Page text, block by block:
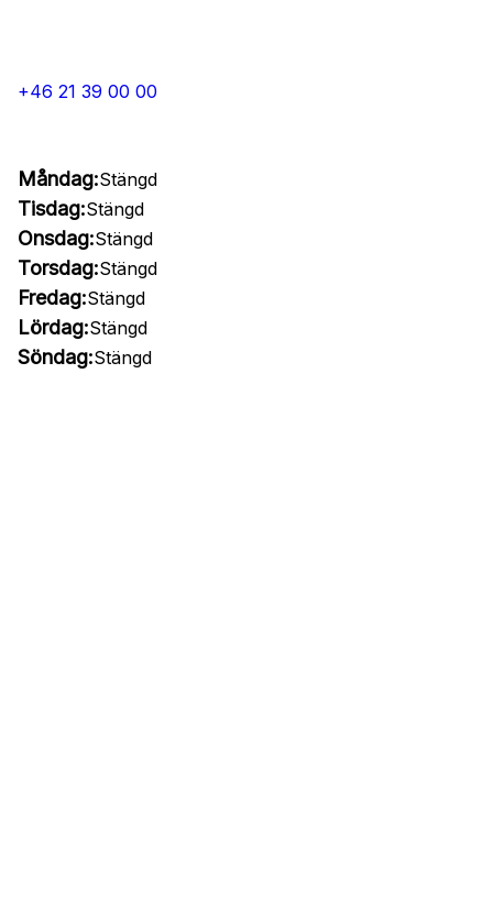
+46 21 39 00 00
Måndag:Stängd
Tisdag:Stängd
Onsdag:Stängd
Torsdag:Stängd
Fredag:Stängd
Lördag:Stängd
Söndag:Stängd